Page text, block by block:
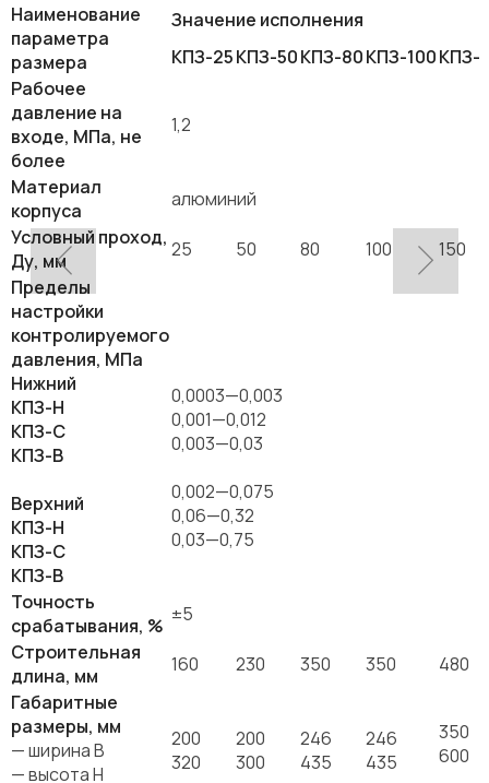
Наименование
параметра
размера
Значение исполнения
КПЗ-25КПЗ-50КПЗ-80КПЗ-100КПЗ-
Рабочее
давление на
входе, МПа, не
более
1,2
Материал
корпуса
алюминий
Условный проход,
Ду, мм
25 50 80 100
150
Пределы
настройки
контролируемого
давления, МПа
Нижний
КПЗ-Н
КПЗ-С
КПЗ-В
Верхний
КПЗ-Н
КПЗ-С
КПЗ-В
0,0003—0,003
0,001—0,012
0,003—0,03
0,002—0,075
0,06—0,32
0,03—0,75
Точность
срабатывания, % ±5
Строительная
длина, мм
160 230 350 350
480
Габаритные
размеры, мм
— ширина B
— высота H
200
320
200
300
246
435
246
435
350
600